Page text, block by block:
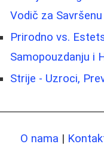
Vodič za
Prirodno vs.
Samopouzdanju i
Strije - Uzroci,
O nama |